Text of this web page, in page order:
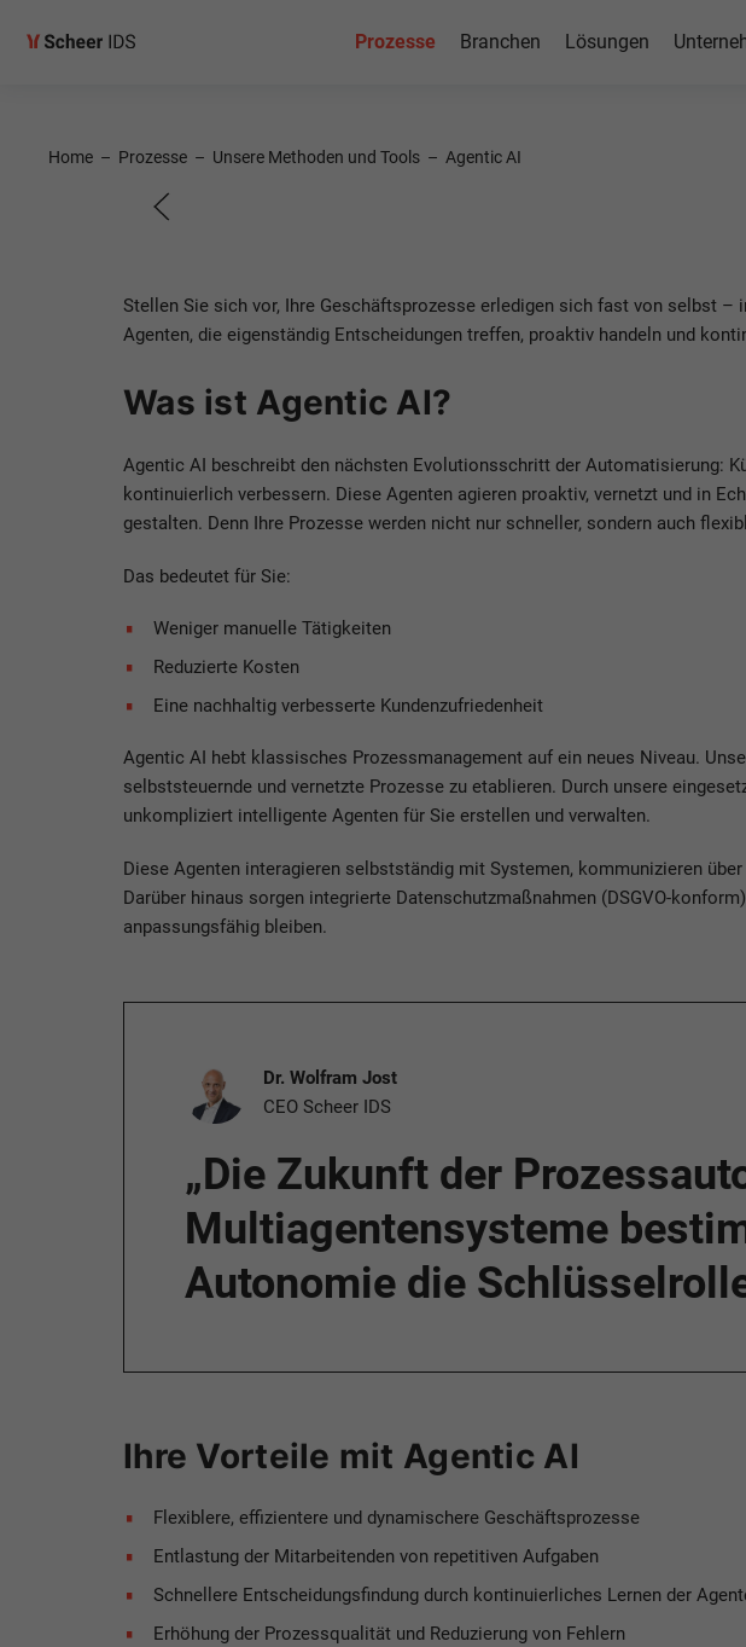
Prozesse Branchen Lösungen
Home – Prozesse – Unsere Methoden und Tools – Agentic AI
Agentic AI
Stellen Sie sich vor, Ihre Geschäftsprozesse erledigen sich fast von selbst
Agenten, die eigenständig Entscheidungen treffen, proaktiv handeln und
Was ist Agentic AI?
Agentic AI beschreibt den nächsten Evolutionsschritt der Automatisierung:
kontinuierlich verbessern. Diese Agenten agieren proaktiv, vernetzt und in
gestalten. Denn Ihre Prozesse werden nicht nur schneller, sondern auch
Das bedeutet für Sie:
Weniger manuelle Tätigkeiten
Reduzierte Kosten
Eine nachhaltig verbesserte Kundenzufriedenheit
Agentic AI hebt klassisches Prozessmanagement auf ein neues Niveau.
selbststeuernde und vernetzte Prozesse zu etablieren. Durch unsere
unkompliziert intelligente Agenten für Sie erstellen und verwalten.
Diese Agenten interagieren selbstständig mit Systemen, kommunizieren
Darüber hinaus sorgen integrierte Datenschutzmaßnahmen (DSGVO-
anpassungsfähig bleiben.
Dr. Wolfram Jost
CEO Scheer IDS
„Die Zukunft der
Multiagentensysteme
Autonomie die
Ihre Vorteile mit Agentic AI
Flexiblere, effizientere und dynamischere Geschäftsprozesse
Entlastung der Mitarbeitenden von repetitiven Aufgaben
Schnellere Entscheidungsfindung durch kontinuierliches Lernen der
Erhöhung der Prozessqualität und Reduzierung von Fehlern